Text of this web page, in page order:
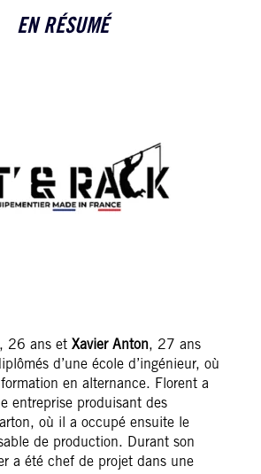
EN RÉSUMÉ
, 26 ans et Xavier Anton, 27 ans
d’une école d’ingénieur, où
en alternance. Florent a
entreprise produisant des
où il a occupé ensuite le
de production. Durant son
a été chef de projet dans une